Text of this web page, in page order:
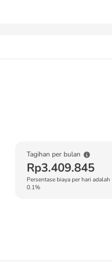
Tagihan per bulan
Rp3.409.845
Persentase biaya per hari adalah
0.1%